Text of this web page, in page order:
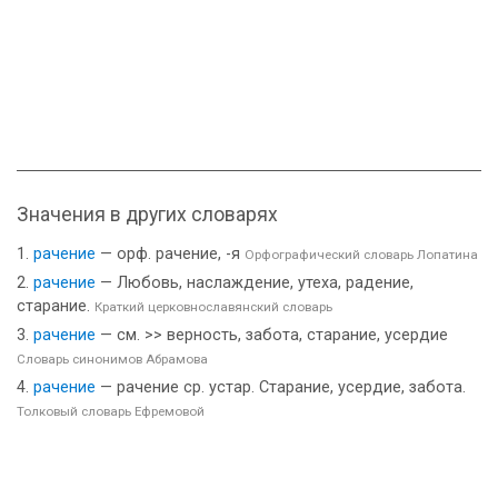
Значения в других словарях
рачение — орф. рачение, -я Орфографический словарь Лопатина
рачение — Любовь, наслаждение, утеха, радение,
старание. Краткий церковнославянский словарь
рачение — см. >> верность, забота, старание, усердие
Словарь синонимов Абрамова
рачение — рачение ср. устар. Старание, усердие, забота.
Толковый словарь Ефремовой